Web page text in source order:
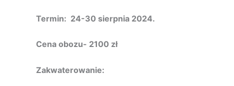
Termin: 24-30 sierpnia 2024.
Cena obozu- 2100 zł
Zakwaterowanie: